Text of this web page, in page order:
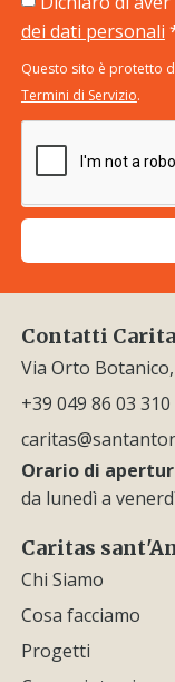
dei dati personali
Questo sito è protetto
Termini di Servizio.
Contatti
Via Orto
+39 049 86 03 310
Orario di
da lunedì a
Caritas
Chi Siamo
Cosa facciamo
Progetti